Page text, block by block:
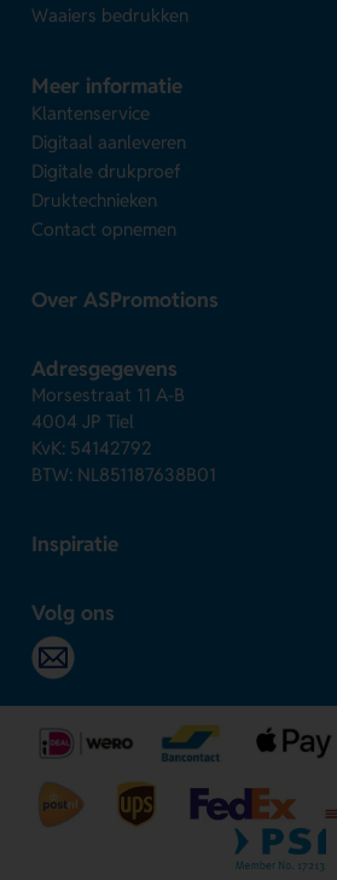
Waaiers bedrukken
Meer informatie
Klantenservice
Digitaal aanleveren
Digitale drukproef
Druktechnieken
Contact opnemen
Over ASPromotions
Adresgegevens
Morsestraat 11 A-B
4004 JP Tiel
KvK: 54142792
BTW: NL851187638B01
Inspiratie
Volg ons